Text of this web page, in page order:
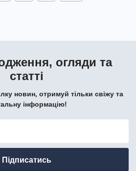
огляди та
статті
новин, отримуй тільки свіжу та
інформацію!